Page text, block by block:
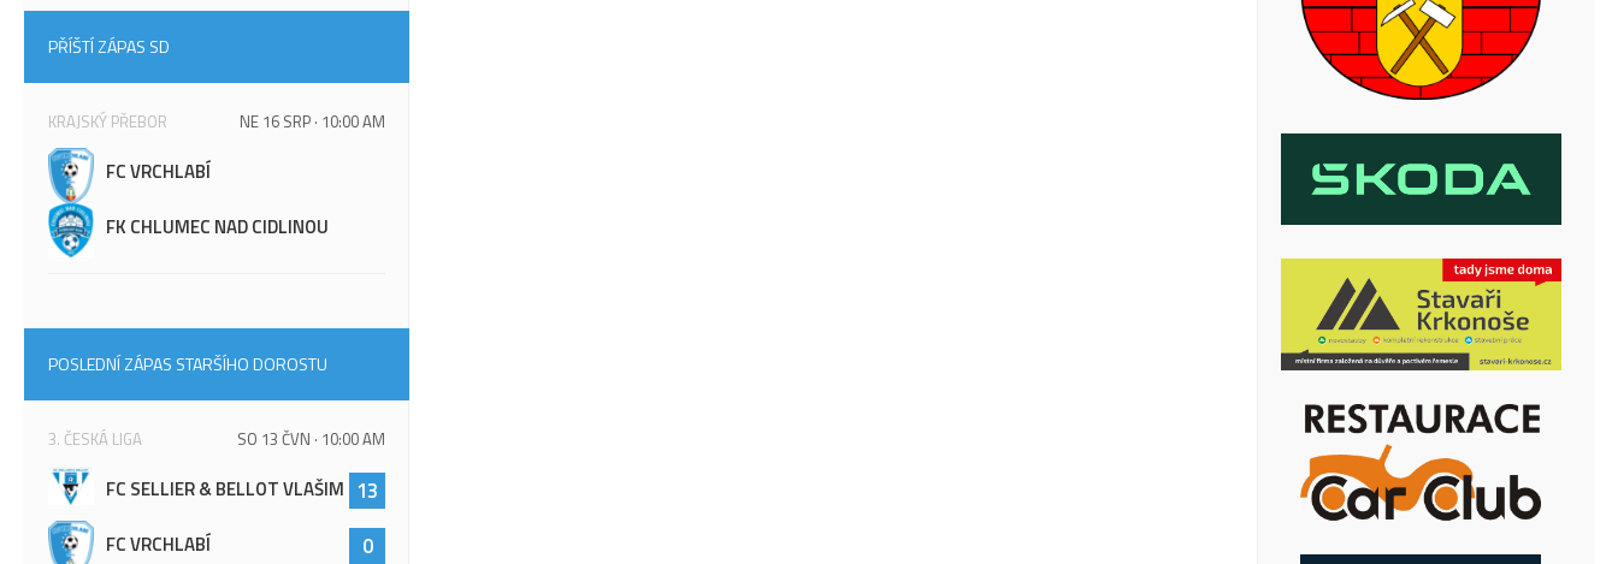
PŘÍŠTÍ ZÁPAS SD
KRAJSKÝ PŘEBOR NE 16 SRP · 10:00 AM
FC VRCHLABÍ
FK CHLUMEC NAD CIDLINOU
POSLEDNÍ ZÁPAS STARŠÍHO DOROSTU
3. ČESKÁ LIGA SO 13 ČVN · 10:00 AM
FC SELLIER & BELLOT VLAŠIM 13
FC VRCHLABÍ 0